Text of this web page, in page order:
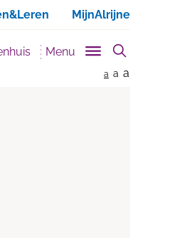
MijnAlrijne
Menu
a a a